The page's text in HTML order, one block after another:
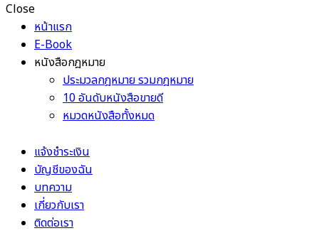
Close
หน้าแรก
E-Book
หนังสือกฎหมาย
ประมวลกฎหมาย รวมกฎหมาย
10 อันดับหนังสือขายดี
หมวดหนังสือทั้งหมด
แจ้งชำระเงิน
บัญชีของฉัน
บทความ
เกี่ยวกับเรา
ติดต่อเรา